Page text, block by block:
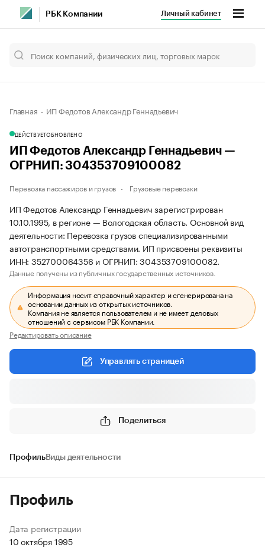
РБК Компании Личный кабинет
Главная ИП Федотов Александр Геннадьевич
ДЕЙСТВУЕТОБНОВЛЕНО
ИП Федотов Александр Геннадьевич —
ОГРНИП: 304353709100082
Перевозка пассажиров и грузов Грузовые перевозки
ИП Федотов Александр Геннадьевич зарегистрирован
10.10.1995, в регионе — Вологодская область. Основной вид
деятельности: Перевозка грузов специализированными
автотранспортными средствами. ИП присвоены реквизиты
ИНН: 352700064356 и ОГРНИП: 304353709100082.
Данные получены из публичных государственных источников.
Информация носит справочный характер и сгенерирована на
основании данных из открытых источников.
Компания не является пользователем и не имеет деловых
отношений с сервисом РБК Компании.
Редактировать описание
Управлять страницей
Поделиться
ПрофильВиды деятельности
Профиль
Дата регистрации
10 октября 1995